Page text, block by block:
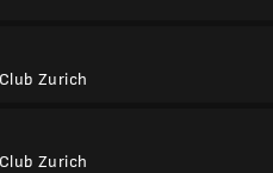
Zurich
Zurich